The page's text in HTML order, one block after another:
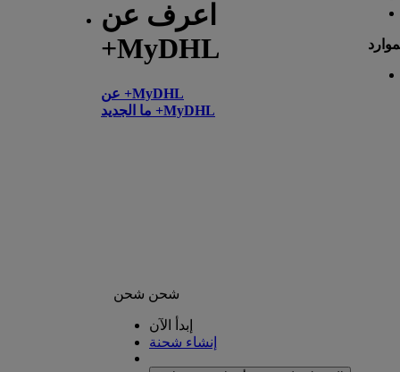
اعرف عن
+MyDHL
عن +MyDHL
ما الجديد +MyDHL
شحن شحن
إبدأ الآن
إنشاء شحنة